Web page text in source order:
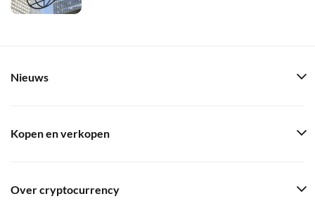
Nieuws
Kopen en verkopen
Over cryptocurrency